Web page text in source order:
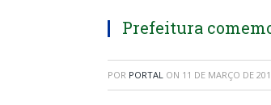
Prefeitura
POR PORTAL ON 11 DE MARÇO DE